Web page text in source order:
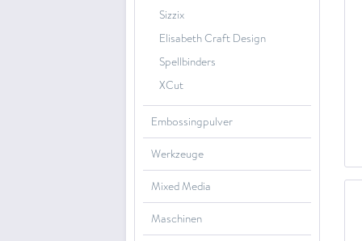
Sizzix
Elisabeth Craft Design
Spellbinders
XCut
Embossingpulver
Werkzeuge
Mixed Media
Maschinen